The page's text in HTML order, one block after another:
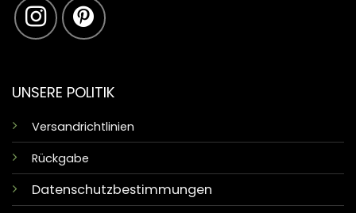
UNSERE POLITIK
Versandrichtlinien
Rückgabe
Datenschutzbestimmungen